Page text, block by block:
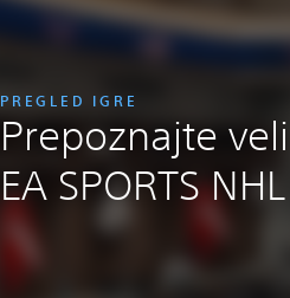
PREGLED IGRE
Prepoznajte
EA SPORTS NHL